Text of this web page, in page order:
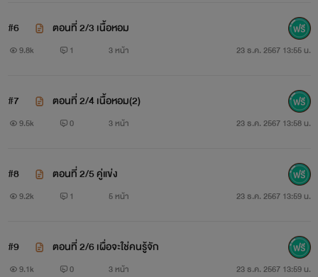
เคยคบหากับพี่ธาม และพลาดท้อง แต่เขาดูแคลน หาว่าท้องกับ
ผู้ชายคนอื่น ดร็อปเรียนมาคลอดและเลี้ยงลูก
ลูกสาวยอดดวงใจของคุณแม่ไอ นิสัยเงียบ เหงา ไม่ร่าเริง เพราะ
#6 ตอนที่ 2/3 เนื้อหอม
9.8k 1 3 หน้า 23 ธ.ค. 2567 13:55 น.
#7 ตอนที่ 2/4 เนื้อหอม(2)
9.5k 0 3 หน้า 23 ธ.ค. 2567 13:58 น.
#8 ตอนที่ 2/5 คู่แข่ง
9.2k 1 5 หน้า 23 ธ.ค. 2567 13:59 น.
#9 ตอนที่ 2/6 เผื่อจะใช่คนรู้จัก
9.1k 0 3 หน้า 23 ธ.ค. 2567 13:59 น.